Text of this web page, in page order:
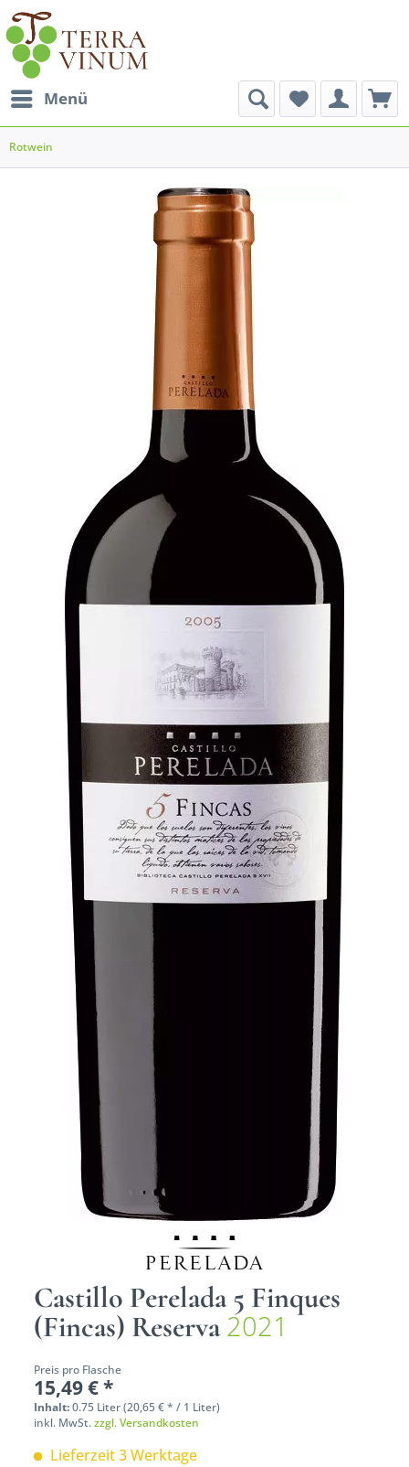
Menü
Rotwein
Castillo Perelada 5 Finques
(Fincas) Reserva2021
Preis pro Flasche
15,49 € *
Inhalt:0.75 Liter (20,65 € * / 1 Liter)
inkl. MwSt.zzgl. Versandkosten
Lieferzeit 3 Werktage